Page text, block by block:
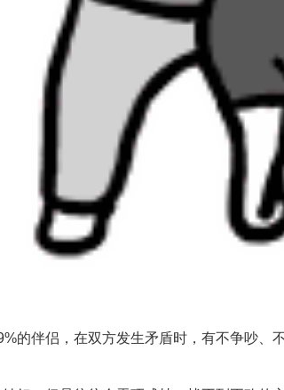
伴侣，在双方发生矛盾时，有不争吵、